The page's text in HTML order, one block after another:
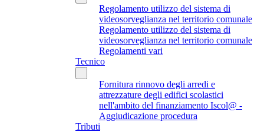
Regolamento utilizzo del sistema di
videosorveglianza nel territorio comunale
Regolamento utilizzo del sistema di
videosorveglianza nel territorio comunale
Regolamenti vari
Tecnico
Fornitura rinnovo degli arredi e
attrezzature degli edifici scolastici
nell'ambito del finanziamento Iscol@ -
Aggiudicazione procedura
Tributi